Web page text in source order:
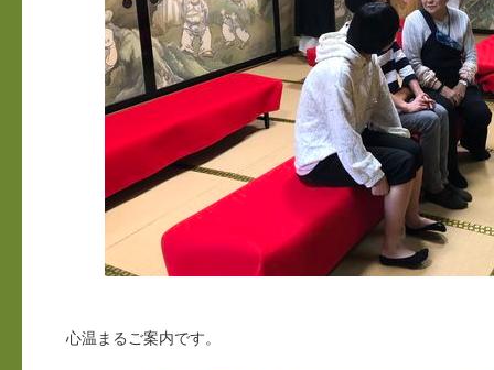
心温まるご案内です。